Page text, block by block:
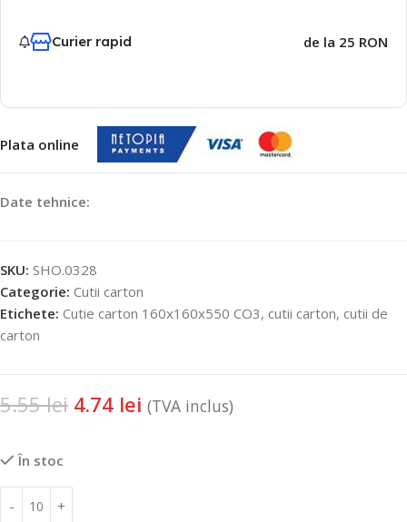
Curier rapid de la 25 RON
Plata online
Date tehnice:
SKU: SHO.0328
Categorie: Cutii carton
Etichete: Cutie carton 160x160x550 CO3, cutii carton, cutii de
carton
5.55lei 4.74 lei (TVA inclus)
În stoc